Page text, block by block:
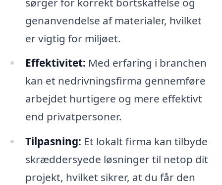
genanvendelse af materialer, hvilket
er vigtig for miljøet.
Effektivitet: Med erfaring i branchen
kan et nedrivningsfirma gennemføre
arbejdet hurtigere og mere effektivt
end privatpersoner.
Tilpasning: Et lokalt firma kan tilbyde
skræddersyede løsninger til netop dit
projekt, hvilket sikrer, at du får den